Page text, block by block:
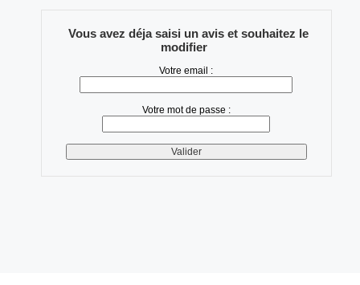
Vous avez déja saisi un avis et souhaitez le
modifier
Votre email :
Votre mot de passe :